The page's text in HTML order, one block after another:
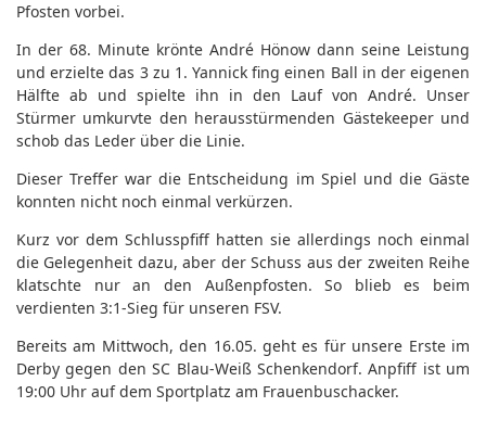
Pfosten vorbei.
In der 68. Minute krönte André Hönow dann seine Leistung
und erzielte das 3 zu 1. Yannick fing einen Ball in der eigenen
Hälfte ab und spielte ihn in den Lauf von André. Unser
Stürmer umkurvte den herausstürmenden Gästekeeper und
schob das Leder über die Linie.
Dieser Treffer war die Entscheidung im Spiel und die Gäste
konnten nicht noch einmal verkürzen.
Kurz vor dem Schlusspfiff hatten sie allerdings noch einmal
die Gelegenheit dazu, aber der Schuss aus der zweiten Reihe
klatschte nur an den Außenpfosten. So blieb es beim
verdienten 3:1-Sieg für unseren FSV.
Bereits am Mittwoch, den 16.05. geht es für unsere Erste im
Derby gegen den SC Blau-Weiß Schenkendorf. Anpfiff ist um
19:00 Uhr auf dem Sportplatz am Frauenbuschacker.